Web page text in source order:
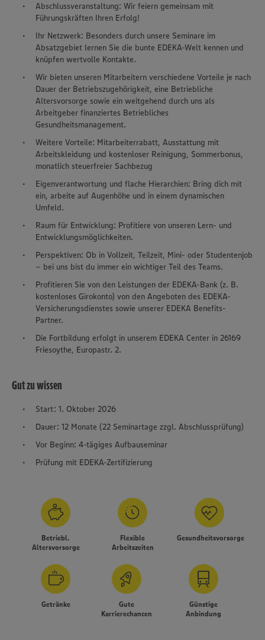
Abschlussveranstaltung: Wir feiern gemeinsam mit
Führungskräften Ihren Erfolg!
Ihr Netzwerk: Besonders durch unsere Seminare im
Absatzgebiet lernen Sie die bunte EDEKA-Welt kennen und
knüpfen wertvolle Kontakte.
Wir bieten unseren Mitarbeitern verschiedene Vorteile je nach
Dauer der Betriebszugehörigkeit, eine Betriebliche
Altersvorsorge sowie ein weitgehend durch uns als
Arbeitgeber finanziertes Betriebliches
Gesundheitsmanagement.
Weitere Vorteile: Mitarbeiterrabatt, Ausstattung mit
Arbeitskleidung und kostenloser Reinigung, Sommerbonus,
monatlich steuerfreier Sachbezug
Eigenverantwortung und flache Hierarchien: Bring dich mit
ein, arbeite auf Augenhöhe und in einem dynamischen
Umfeld.
Raum für Entwicklung: Profitiere von unseren Lern- und
Entwicklungsmöglichkeiten.
Perspektiven: Ob in Vollzeit, Teilzeit, Mini- oder Studentenjob
– bei uns bist du immer ein wichtiger Teil des Teams.
Profitieren Sie von den Leistungen der EDEKA-Bank (z. B.
kostenloses Girokonto) von den Angeboten des EDEKA-
Versicherungsdienstes sowie unserer EDEKA Benefits-
Partner.
Die Fortbildung erfolgt in unserem EDEKA Center in 26169
Friesoythe, Europastr. 2.
Gut zu wissen
Start: 1. Oktober 2026
Dauer: 12 Monate (22 Seminartage zzgl. Abschlussprüfung)
Vor Beginn: 4-tägiges Aufbauseminar
Prüfung mit EDEKA-Zertifizierung
Betriebl.
Altersvorsorge
Flexible
Arbeitszeiten
Gesundheitsvorsorge
Getränke
Gute
Karrierechancen
Günstige
Anbindung